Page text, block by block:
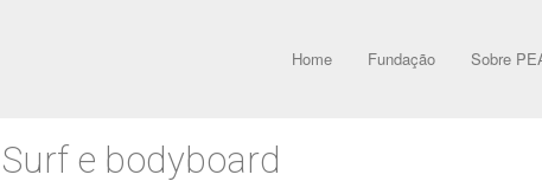
Home Fundação Sobre
Surf e bodyboard